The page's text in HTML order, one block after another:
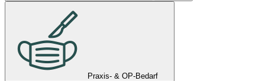
Praxis- & OP-Bedarf